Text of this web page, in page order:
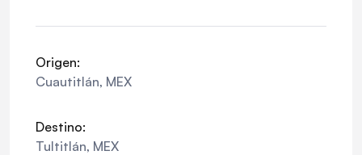
Origen:
Cuautitlán, MEX
Destino:
Tultitlán, MEX